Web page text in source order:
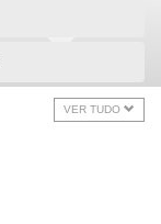
VER TUDO